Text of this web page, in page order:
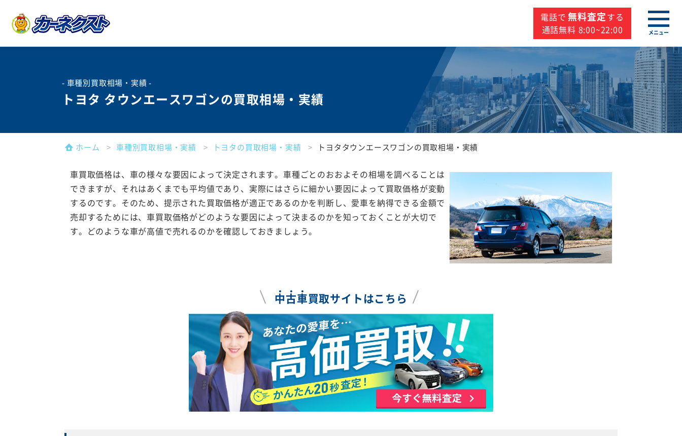
電話で 無料査定する
通話無料 8:00~22:00
メニュー
- 車種別買取相場・実績 -
トヨタ タウンエースワゴンの買取相場・実績
ホーム 車種別買取相場・実績 トヨタの買取相場・実績 トヨタタウンエースワゴンの買取相場・実績
車買取価格は、車の様々な要因によって決定されます。車種ごとのおおよその相場を調べることは
できますが、それはあくまでも平均値であり、実際にはさらに細かい要因によって買取価格が変動
するのです。そのため、提示された買取価格が適正であるのかを判断し、愛車を納得できる金額で
売却するためには、車買取価格がどのような要因によって決まるのかを知っておくことが大切で
す。どのような車が高値で売れるのかを確認しておきましょう。
中古車買取サイトはこちら